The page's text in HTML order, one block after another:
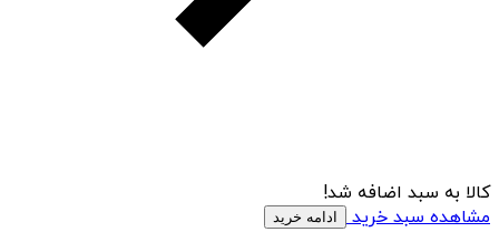
کالا به سبد اضافه شد!
مشاهده سبد خرید
ادامه خرید